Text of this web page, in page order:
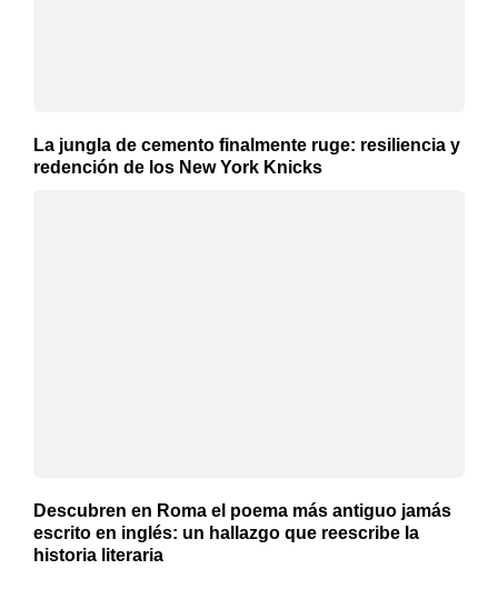
La jungla de cemento finalmente ruge: resiliencia y
redención de los New York Knicks
Descubren en Roma el poema más antiguo jamás
escrito en inglés: un hallazgo que reescribe la
historia literaria